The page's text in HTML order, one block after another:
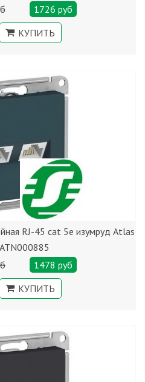
1726 руб
RJ-45 cat 5е изумруд Atlas
1478 руб